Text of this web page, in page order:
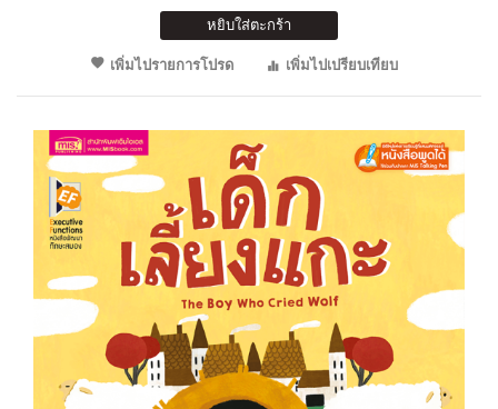
หยิบใส่ตะกร้า
เพิ่มไปรายการโปรด
เพิ่มไปเปรียบเทียบ